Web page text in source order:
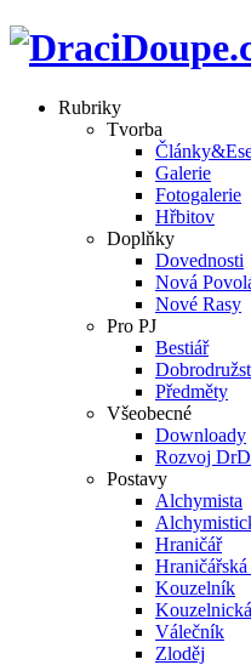
Rubriky
Tvorba
Galerie
Fotogalerie
Hřbitov
Doplňky
Dovednosti
Nová
Nové Rasy
Pro PJ
Bestiář
Předměty
Všeobecné
Downloady
Rozvoj DrD
Postavy
Alchymista
Hraničář
Kouzelník
Válečník
Zloděj